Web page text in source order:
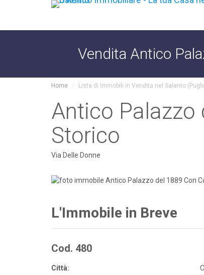
Vendita Antico
Home Lista di Immobili in Vendita nel Salento
Antico Palazzo
Storico
Via Delle Donne
L'Immobile in Breve
Cod. 480
Città: